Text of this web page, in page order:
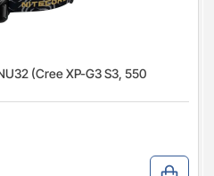
(Сree XP-G3 S3, 550